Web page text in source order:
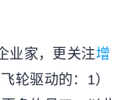
业家，更关注增
轮驱动的： 1）